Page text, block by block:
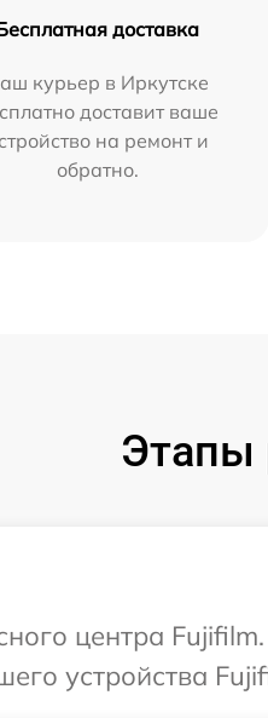
доставка
курьер в Иркутске
доставит ваше
на ремонт и
обратно.
Этапы
центра
устройства